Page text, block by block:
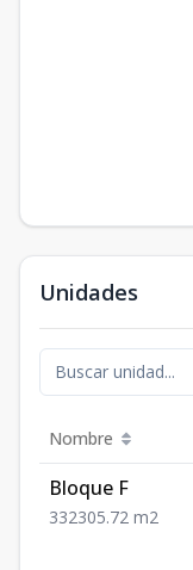
Unidades
Nombre
Bloque F
332305.72 m2